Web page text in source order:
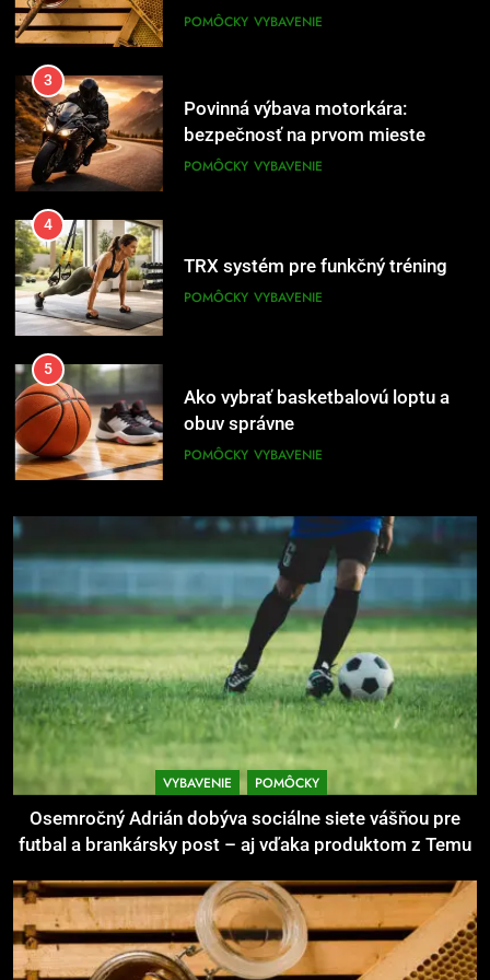
POMÔCKY VYBAVENIE
3
Povinná výbava motorkára:
bezpečnosť na prvom mieste
POMÔCKY VYBAVENIE
4
TRX systém pre funkčný tréning
POMÔCKY VYBAVENIE
5
Ako vybrať basketbalovú loptu a
obuv správne
POMÔCKY VYBAVENIE
6
Ako kombinovať rôzne tréningové
pomôcky
POMÔCKY VYBAVENIE
7
Pomôcky na cvičenie brucha
POMÔCKY VYBAVENIE
Najlepšie doplnky pre
motocyklistov na dlhé trasy
ENERGIA VYBAVENIE
1
Osemročný Adrián dobýva
VYBAVENIE POMÔCKY
Osemročný Adrián dobýva sociálne siete vášňou pre
futbal a brankársky post – aj vďaka produktom z Temu